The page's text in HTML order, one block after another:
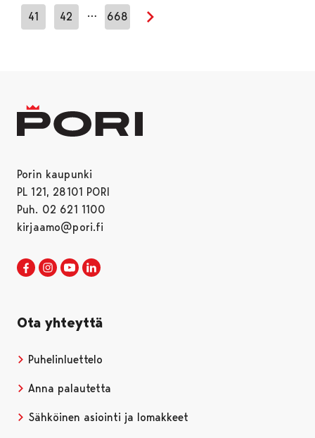
41 42 … 668
Seuraava sivu
Porin kaupunki
PL 121, 28101 PORI
Puh. 02 621 1100
kirjaamo@pori.fi
Porin kaupunki Facebookissa
Avautuu uudessa välilehdessä
Porin kaupunki Instagramissa
Avautuu uudessa välilehdessä
Porin kaupunki Youtubessa
Avautuu uudessa välilehdessä
Ota yhteyttä
Puhelinluettelo
Anna palautetta
Sähköinen asiointi ja lomakkeet